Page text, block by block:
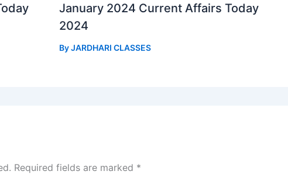
January 2024 Current Affairs Today
2024
ByJARDHARI CLASSES
Required fields are marked *